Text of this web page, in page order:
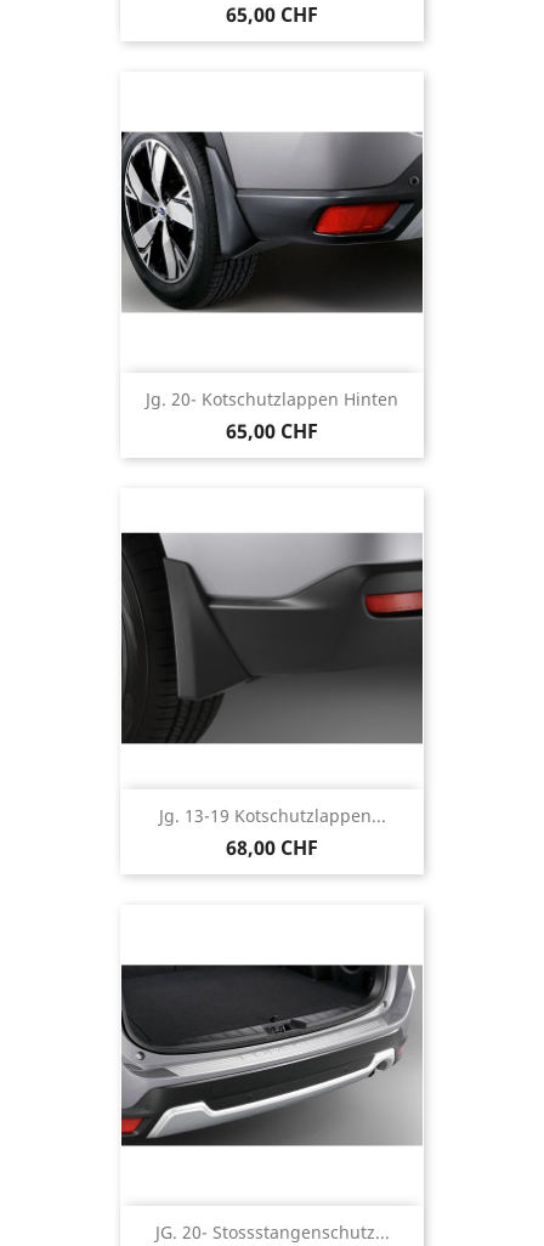
65,00 CHF
Jg. 20- Kotschutzlappen Hinten
65,00 CHF
Jg. 13-19 Kotschutzlappen...
68,00 CHF
JG. 20- Stossstangenschutz...